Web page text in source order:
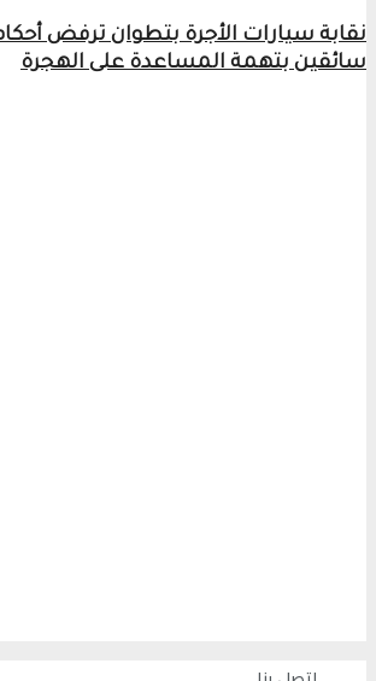
نقابة سيارات الأجرة بتطوان ترفض
سائقين بتهمة المساعدة على الهجرة